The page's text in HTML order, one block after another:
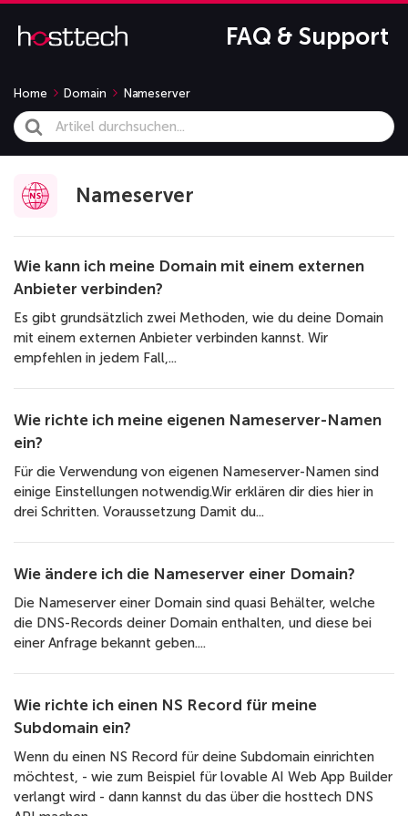
FAQ & Support
Home Domain Nameserver
Search
For
Nameserver
Wie kann ich meine Domain mit einem externen
Anbieter verbinden?
Es gibt grundsätzlich zwei Methoden, wie du deine Domain
mit einem externen Anbieter verbinden kannst. Wir
empfehlen in jedem Fall,...
Wie richte ich meine eigenen Nameserver-Namen
ein?
Für die Verwendung von eigenen Nameserver-Namen sind
einige Einstellungen notwendig.Wir erklären dir dies hier in
drei Schritten. Voraussetzung Damit du...
Wie ändere ich die Nameserver einer Domain?
Die Nameserver einer Domain sind quasi Behälter, welche
die DNS-Records deiner Domain enthalten, und diese bei
einer Anfrage bekannt geben....
Wie richte ich einen NS Record für meine
Subdomain ein?
Wenn du einen NS Record für deine Subdomain einrichten
möchtest, - wie zum Beispiel für lovable AI Web App Builder
verlangt wird - dann kannst du das über die hosttech DNS